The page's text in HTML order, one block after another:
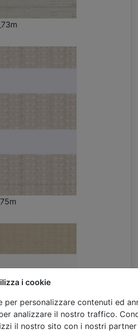
i cookie
per personalizzare contenuti ed
analizzare il nostro traffico.
il nostro sito con i nostri